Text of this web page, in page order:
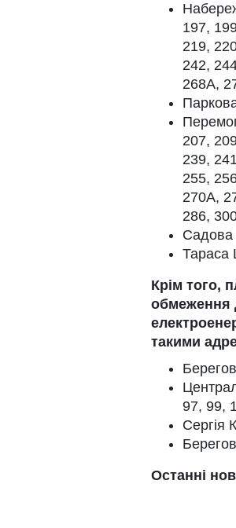
197,
219,
242,
268А,
207,
239,
255,
270А,
286,
Тараса
Крім того,
обмеження
такими
97, 99,
Сергія
Останні